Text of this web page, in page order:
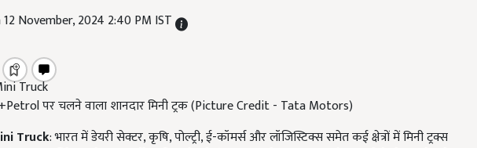
November, 2024 2:40 PM IST
पर चलने वाला शानदार मिनी ट्रक (Picture Credit - Tata Motors)
Truck: भारत में डेयरी सेक्टर, कृषि, पोल्ट्री, ई-कॉमर्स और लॉजिस्टिक्स समेत कई क्षेत्रों में मिनी ट्रक्स